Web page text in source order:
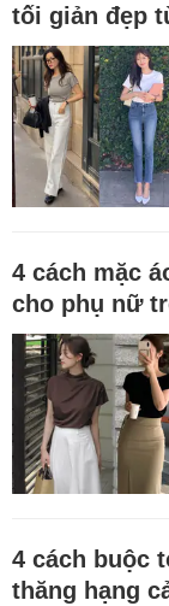
tối giản đẹp
4 cách mặc
cho phụ nữ
4 cách buộc
thăng hạng